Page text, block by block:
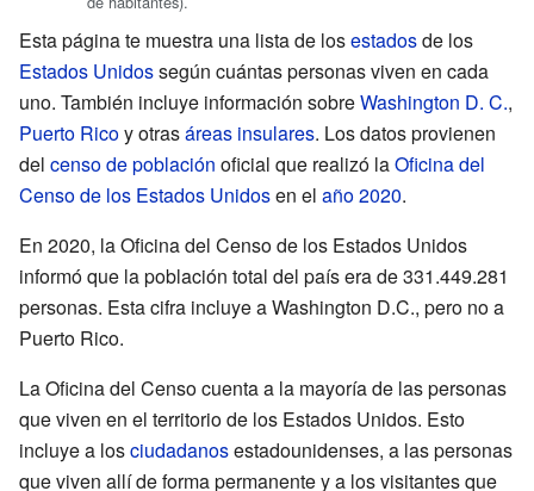
Esta página te muestra una lista de losestadosde los
Estados Unidossegún cuántas personas viven en cada
uno. También incluye información sobreWashington D. C.,
Puerto Ricoy otrasáreas insulares. Los datos provienen
del censo de población oficial que realizó laOficina del
Censo de los Estados Unidosen el año 2020.
En 2020, la Oficina del Censo de los Estados Unidos
informó que la población total del país era de 331.449.281
personas. Esta cifra incluye a Washington D.C., pero no a
Puerto Rico.
La Oficina del Censo cuenta a la mayoría de las personas
que viven en el territorio de los Estados Unidos. Esto
incluye a losciudadanosestadounidenses, a las personas
que viven allí de forma permanente y a los visitantes que